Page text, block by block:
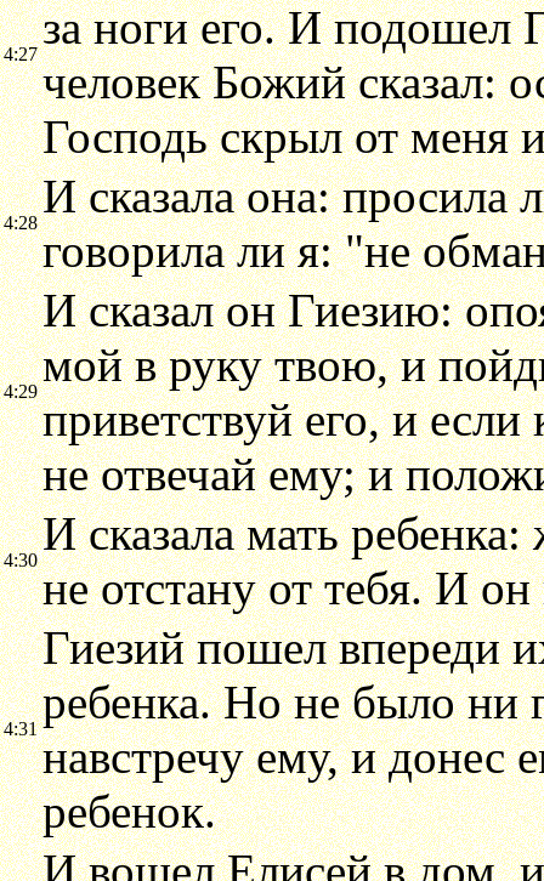
4:27
за ноги его. И подошел
человек Божий сказал:
Господь скрыл от меня
4:28
И сказала она: просила
говорила ли я: "не
4:29
И сказал он Гиезию:
мой в руку твою, и
приветствуй его, и если
не отвечай ему; и
4:30
И сказала мать
не отстану от тебя. И
4:31
Гиезий пошел впереди
ребенка. Но не было ни
навстречу ему, и донес
ребенок.